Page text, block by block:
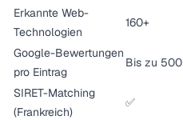
Erkannte Web-
Technologien
160+
Google-Bewertungen
pro Eintrag
Bis zu 500
SIRET-Matching
(Frankreich)
✅